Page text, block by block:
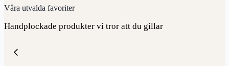
Våra utvalda favoriter
Handplockade produkter vi tror att du gillar